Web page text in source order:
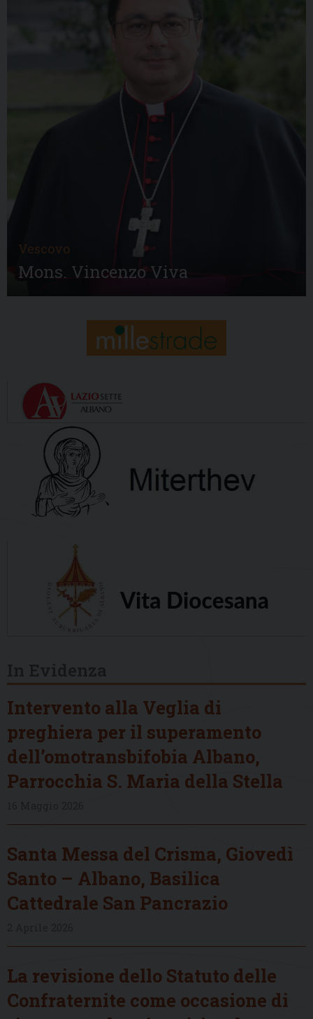
Vescovo
Mons. Vincenzo Viva
Intervento alla Veglia di
preghiera per il superamento
dell’omotransbifobia Albano,
Parrocchia S. Maria della Stella
Santa Messa del Crisma, Giovedì
Santo – Albano, Basilica
Cattedrale San Pancrazio
La revisione dello Statuto delle
Confraternite come occasione di